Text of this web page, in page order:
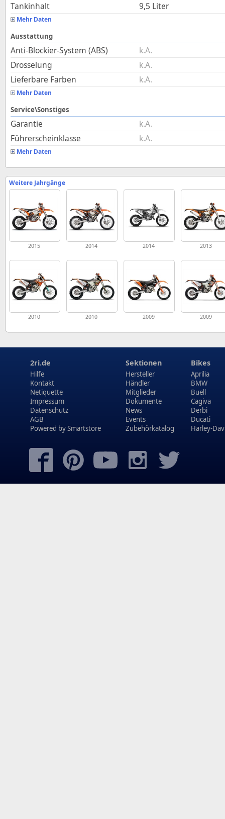
Tankinhalt
9,5 Liter
Mehr Daten
Ausstattung
Anti-Blockier-System (ABS)
k.A.
Drosselung
k.A.
Lieferbare Farben
k.A.
Mehr Daten
Service\Sonstiges
Garantie
k.A.
Führerscheinklasse
k.A.
Mehr Daten
Weitere Jahrgänge
2015 2014 2014 2013
2010 2010 2009 2009
2ri.de
Hilfe
Kontakt
Netiquette
Impressum
Datenschutz
AGB
Powered bySmartstore
Sektionen
Hersteller
Händler
Mitglieder
Dokumente
News
Events
Zubehörkatalog
Bikes
Aprilia
BMW
Buell
Cagiva
Derbi
Ducati
Harley-